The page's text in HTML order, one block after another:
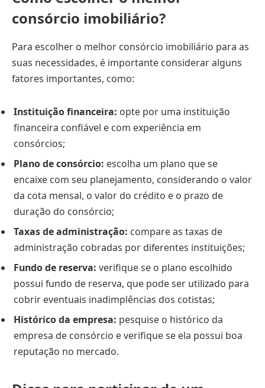
consórcio imobiliário?
Para escolher o melhor consórcio imobiliário para as
suas necessidades, é importante considerar alguns
fatores importantes, como:
Instituição financeira: opte por uma instituição
financeira confiável e com experiência em
consórcios;
Plano de consórcio: escolha um plano que se
encaixe com seu planejamento, considerando o valor
da cota mensal, o valor do crédito e o prazo de
duração do consórcio;
Taxas de administração: compare as taxas de
administração cobradas por diferentes instituições;
Fundo de reserva: verifique se o plano escolhido
possui fundo de reserva, que pode ser utilizado para
cobrir eventuais inadimplências dos cotistas;
Histórico da empresa: pesquise o histórico da
empresa de consórcio e verifique se ela possui boa
reputação no mercado.